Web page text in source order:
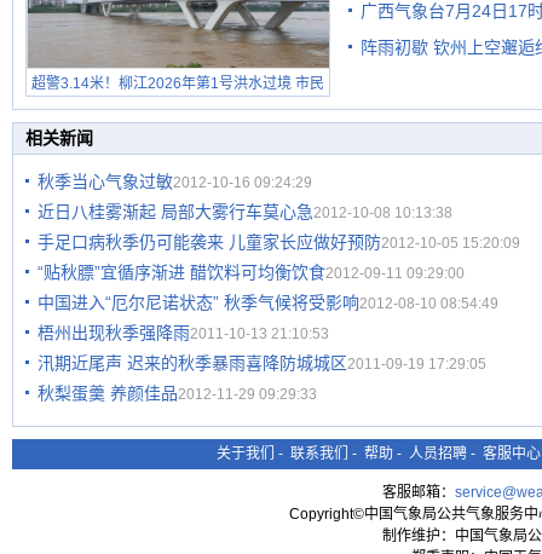
超警3.14米！柳江2026年第1号洪水过境 市民
在堤岸见证汛况
级预警
广西气象台7月24日17
阵雨初歇 钦州上空邂逅
相关新闻
秋季当心气象过敏2012-10-16 09:24:29
近日八桂雾渐起 局部大雾行车莫心急2012-10-08 10:13:38
手足口病秋季仍可能袭来 儿童家长应做好预防2012-10-05 15:20:09
“贴秋膘”宜循序渐进 醋饮料可均衡饮食2012-09-11 09:29:00
中国进入“厄尔尼诺状态” 秋季气候将受影响2012-08-10 08:54:49
梧州出现秋季强降雨2011-10-13 21:10:53
汛期近尾声 迟来的秋季暴雨喜降防城城区2011-09-19 17:29:05
秋梨蛋羹 养颜佳品2012-11-29 09:29:33
关于我们 - 联系我们 - 帮助 - 人员招聘 - 客服中心
客服邮箱：
Copyright©中国气象局公共气象服务
制作维护：中国气象局